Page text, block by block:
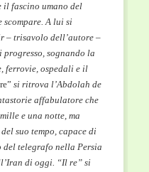
il fascino umano del
scompare. A lui si
– trisavolo dell’autore –
sognando la
ferrovie, ospedali e il
si ritrova l’Abdolah de
affabulatore che
e una notte, ma
suo tempo, capace di
telegrafo nella Persia
di oggi. “Il re” si